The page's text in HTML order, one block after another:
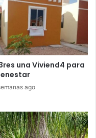
una Viviend4 para
ago